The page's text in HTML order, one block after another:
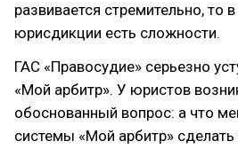
развивается стремительно, то
юрисдикции есть сложности.
ГАС «Правосудие» серьезно
«Мой арбитр». У юристов
обоснованный вопрос: а что
системы «Мой арбитр»